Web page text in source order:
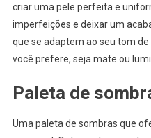
criar uma pele perfeita e
imperfeições e deixar um
que se adaptem ao seu tom
você prefere, seja mate ou
Paleta de
Uma paleta de sombras que